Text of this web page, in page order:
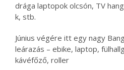
drága laptopok olcsón, TV
k, stb.
Június végére itt egy nagy
leárazás – ebike, laptop,
kávéfőző, roller